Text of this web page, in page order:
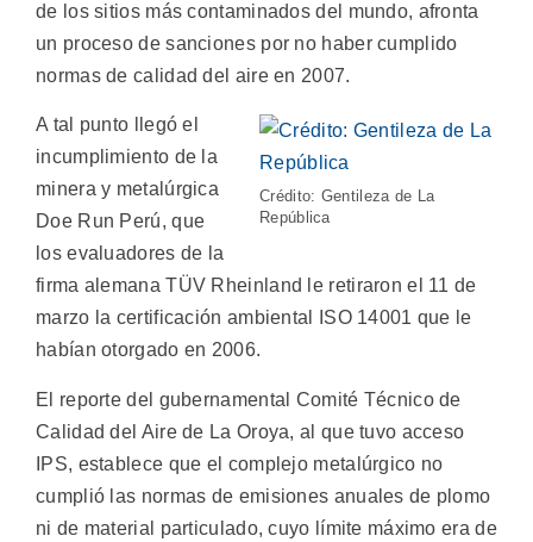
de los sitios más contaminados del mundo, afronta
un proceso de sanciones por no haber cumplido
normas de calidad del aire en 2007.
Crédito: Gentileza de La
República
A tal punto llegó el
incumplimiento de la
minera y metalúrgica
Doe Run Perú, que
los evaluadores de la
firma alemana TÜV Rheinland le retiraron el 11 de
marzo la certificación ambiental ISO 14001 que le
habían otorgado en 2006.
El reporte del gubernamental Comité Técnico de
Calidad del Aire de La Oroya, al que tuvo acceso
IPS, establece que el complejo metalúrgico no
cumplió las normas de emisiones anuales de plomo
ni de material particulado, cuyo límite máximo era de